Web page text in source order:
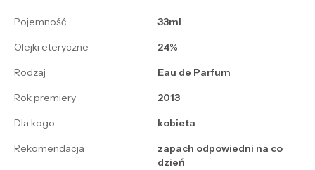
Pojemność
33ml
Olejki eteryczne
24%
Rodzaj
Eau de Parfum
Rok premiery
2013
Dla kogo
kobieta
Rekomendacja
zapach odpowiedni na co
dzień